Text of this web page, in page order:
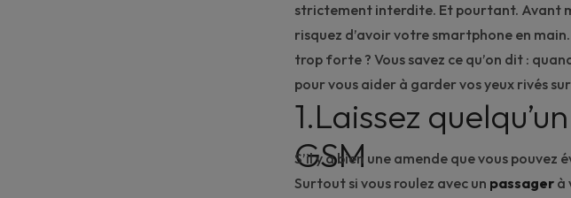
strictement interdite. Et pourtant. Avant
risquez d’avoir votre smartphone en
trop forte ? Vous savez ce qu’on dit :
pour vous aider à garder vos yeux rivés
1.Laissez
GSM
S’il y a bien une amende que vous pouvez
Surtout si vous roulez avec un passager à